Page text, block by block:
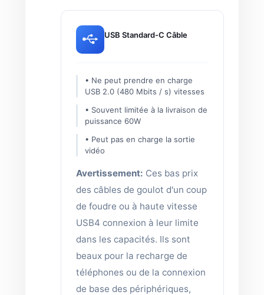
USB Standard-C Câble
• Ne peut prendre en charge
USB 2.0 (480 Mbits / s) vitesses
• Souvent limitée à la livraison de
puissance 60W
• Peut pas en charge la sortie
vidéo
Avertissement: Ces bas prix
des câbles de goulot d'un coup
de foudre ou à haute vitesse
USB4 connexion à leur limite
dans les capacités. Ils sont
beaux pour la recharge de
téléphones ou de la connexion
de base des périphériques,